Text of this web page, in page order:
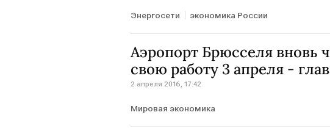
Энергосети экономика России
Аэропорт Брюсселя вновь
свою работу 3 апреля -
2 апреля 2016, 17:42
Мировая экономика